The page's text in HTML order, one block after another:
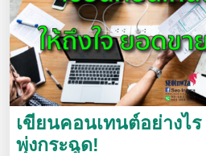
เขียนคอนเทนต์อย่างไ
พุ่งกระฉูด!